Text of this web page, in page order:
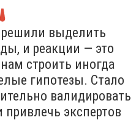
выделить
и реакции — это
строить иногда
гипотезы. Стало
валидировать
привлечь экспертов